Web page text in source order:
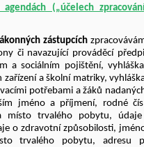
(„účelech
zástupcích
či navazující prováděcí
a sociálním pojištění,
a školní matriky,
potřebami a žáků
jméno a příjmení, rodné
místo trvalého pobytu,
o zdravotní způsobilosti,
trvalého pobytu, adresu